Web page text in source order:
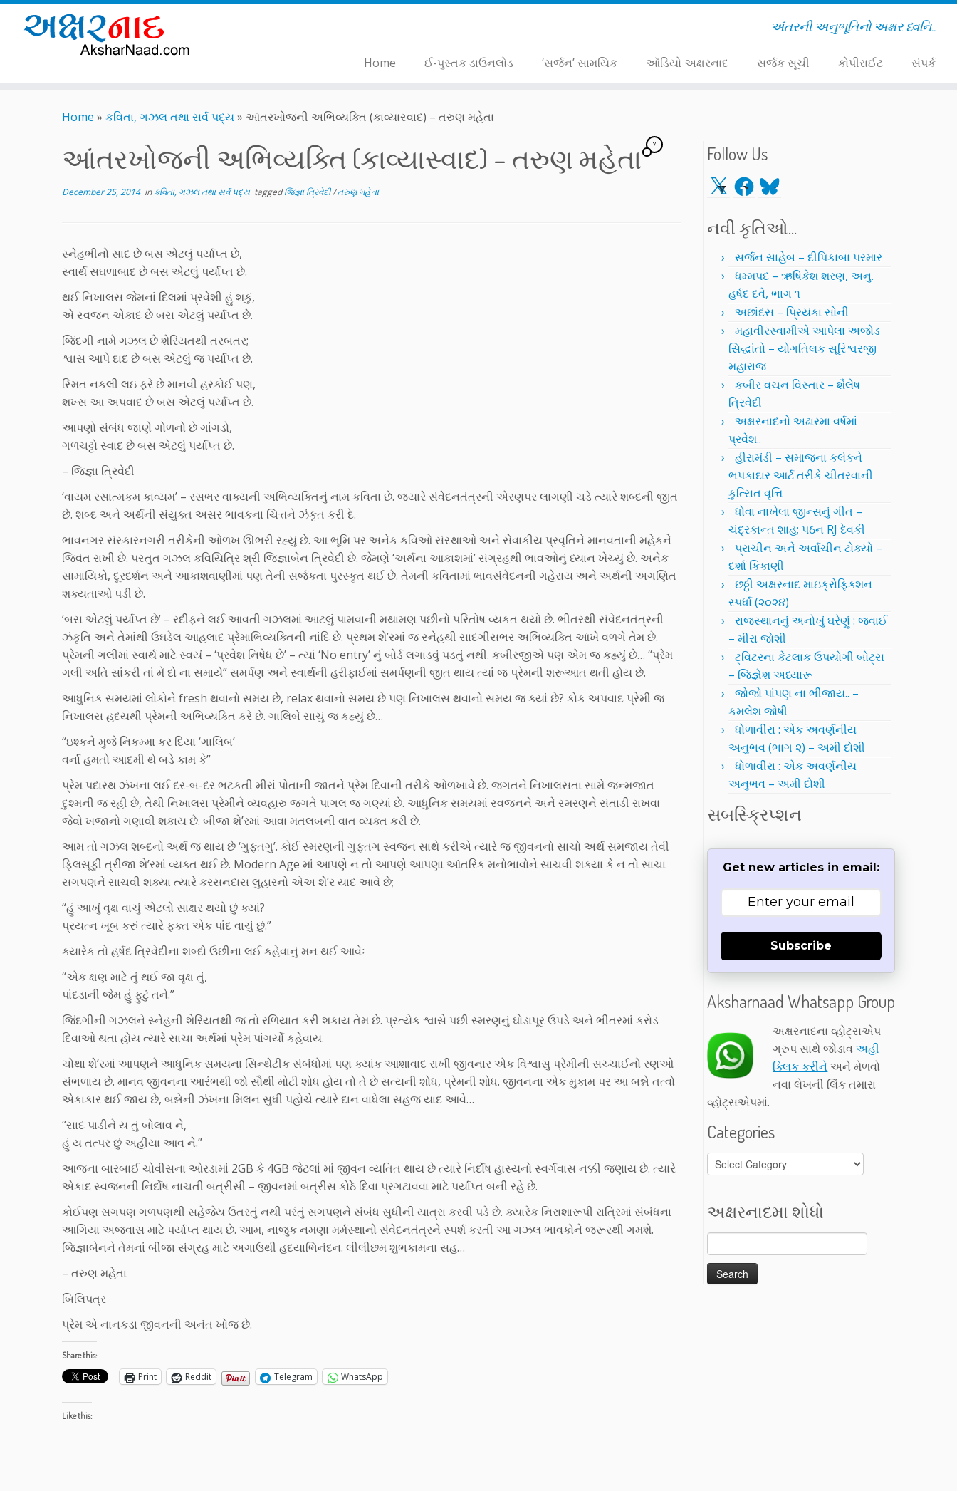
અંતરની અનુભૂતિનો અક્ષર ધ્વનિ..
Home ઈ-પુસ્તક ડાઉનલોડ ‘સર્જન’ સામયિક ઑડિયો અક્ષરનાદ સર્જક સૂચી કોપીરાઈટ સંપર્ક
Home » કવિતા, ગઝલ તથા સર્વ પદ્ય» આંતરખોજની અભિવ્યક્તિ (કાવ્યાસ્વાદ) – તરુણ મહેતા
આંતરખોજની અભિવ્યક્તિ (કાવ્યાસ્વાદ) – તરુણ મહેતા 7
December 25, 2014inકવિતા, ગઝલ તથા સર્વ પદ્ય taggedજિજ્ઞા ત્રિવેદી/તરુણ મહેતા
સ્નેહભીનો સાદ છે બસ એટલું પર્યાપ્ત છે,
સ્વાર્થ સઘળાબાદ છે બસ એટલું પર્યાપ્ત છે.
થઈ નિખાલસ જેમનાં દિલમાં પ્રવેશી હું શકું,
એ સ્વજન એકાદ છે બસ એટલું પર્યાપ્ત છે.
જિંદગી નામે ગઝલ છે શેરિયતથી તરબતર;
શ્વાસ આપે દાદ છે બસ એટલું જ પર્યાપ્ત છે.
સ્મિત નકલી લઇ ફરે છે માનવી હરકોઈ પણ,
શખ્સ આ અપવાદ છે બસ એટલું પર્યાપ્ત છે.
આપણો સંબંધ જાણે ગોળનો છે ગાંગડો,
ગળચટ્ટો સ્વાદ છે બસ એટલું પર્યાપ્ત છે.
– જિજ્ઞા ત્રિવેદી
‘વાયમ રસાત્મકમ કાવ્યમ’ – રસભર વાક્યની અભિવ્યક્તિનું નામ કવિતા છે. જ્યારે સંવેદનતંત્રની એરણપર લાગણી ચડે ત્યારે શબ્દની જીત
છે. શબ્દ અને અર્થની સંયુક્ત અસર ભાવકના ચિત્તને ઝંકૃત કરી દે.
ભાવનગર સંસ્કારનગરી તરીકેની ઓળખ ઊભરી રહ્યું છે. આ ભૂમિ પર અનેક કવિઓ સંસ્થાઓ અને સેવાકીય પ્રવૃતિને માનવતાની મહેકને
જિવંત રાખી છે. પસ્તુત ગઝલ કવિયિત્રિ શ્રી જિજ્ઞાબેન ત્રિવેદી છે. જેમણે ‘અર્થના આકાશમાં’ સંગ્રહથી ભાવઓનું ધ્યાન ખેચ્યું છે. અનેક
સામાયિકો, દૂરદર્શન અને આકાશવાણીમાં પણ તેની સર્જકતા પુરસ્કૃત થઈ છે. તેમની કવિતામાં ભાવસંવેદનની ગહેરાય અને અર્થની અગણિત
શક્યતાઓ પડી છે.
‘બસ એટલું પર્યાપ્ત છે’ – રદીફને લઈ આવતી ગઝલમાં આટલું પામવાની મથામણ પછીનો પરિતોષ વ્યકત થયો છે. ભીતરથી સંવેદનતંત્રની
ઝંકૃતિ અને તેમાંથી ઉઘડેલ આહલાદ પ્રેમાભિવ્યક્તિની નાંદિ છે. પ્રથમ શે’રમાં જ સ્નેહથી સાદગીસભર અભિવ્યક્તિ આંખે વળગે તેમ છે.
પ્રેમની ગલીમાં સ્વાર્થ માટે સ્વયં – ‘પ્રવેશ નિષેધ છે’ – ત્યાં ‘No entry’ નું બોર્ડ લગાડવું પડતું નથી. કબીરજીએ પણ એમ જ કહ્યું છે… “પ્રેમ
ગલી અતિ સાંકરી તાં મેં દો ના સમાયે” સમર્પણ અને સ્વાર્થની હરીફાઈમાં સમર્પણની જીત થાય ત્યાં જ પ્રેમની શરૂઆત થતી હોય છે.
આધુનિક સમયમાં લોકોને fresh થવાનો સમય છે, relax થવાનો સમય છે પણ નિખાલસ થવાનો સમય જ ક્યાં છે? કોક અપવાદ પ્રેમી જ
નિખાલસ હદયથી પ્રેમની અભિવ્યક્તિ કરે છે. ગાલિબે સાચું જ કહ્યું છે…
“ઇશ્કને મુજે નિકમ્મા કર દિયા ‘ગાલિબ’
વર્ના હમતો આદમી થે બડે કામ કે”
પ્રેમ પદારથ ઝંખના લઈ દર-બ-દર ભટકતી મીરાં પોતાની જાતને પ્રેમ દિવાની તરીકે ઓળખાવે છે. જગતને નિખાલસતા સામે જ્ન્મજાત
દુશ્મની જ રહી છે, તેથી નિખાલસ પ્રેમીને વ્યવહારુ જગતે પાગલ જ ગણ્યાં છે. આધુનિક સમયમાં સ્વજનને અને સ્મરણને સંતાડી રાખવા
જેવો ખજાનો ગણાવી શકાય છે. બીજા શે’રમાં આવા મતલબની વાત વ્યક્ત કરી છે.
આમ તો ગઝલ શબ્દનો અર્થ જ થાય છે ‘ગુફતગુ’. કોઈ સ્મરણની ગુફતગ સ્વજન સાથે કરીએ ત્યારે જ જીવનનો સાચો અર્થ સમજાય તેવી
ફિલસૂફી ત્રીજા શે’રમાં વ્યક્ત થઈ છે. Modern Age માં આપણે ન તો આપણે આપણા આંતરિક મનોભાવોને સાચવી શક્યા કે ન તો સાચા
સગપણને સાચવી શક્યા ત્યારે કરસનદાસ લુહારનો એઅ શે’ર યાદ આવે છે;
“હું આખું વૃક્ષ વાચું એટલો સાક્ષર થયો છું ક્યાં?
પ્રયત્ન ખૂબ કરું ત્યારે ફક્ત એક પાંદ વાચું છું.”
ક્યારેક તો હર્ષદ ત્રિવેદીના શબ્દો ઉછીના લઈ કહેવાનું મન થઈ આવેઃ
“એક ક્ષણ માટે તું થઈ જા વૃક્ષ તું,
પાંદડાની જેમ હું ફુટું તને.”
જિંદગીની ગઝલને સ્નેહની શેરિયતથી જ તો રળિયાત કરી શકાય તેમ છે. પ્રત્યેક શ્વાસે પછી સ્મરણનું ઘોડાપૂર ઉપડે અને ભીતરમાં કરોડ
દિવાઓ થતા હોય ત્યારે સાચા અર્થમાં પ્રેમ પાંગર્યો કહેવાય.
ચોથા શે’રમાં આપણને આધુનિક સમયના સિન્થેટીક સંબંધોમાં પણ ક્યાંક આશાવાદ રાખી જીવનાર એક વિશ્વાસુ પ્રેમીની સચ્ચાઈનો રણઓ
સંભળાય છે. માનવ જીવનના આરંભથી જો સૌથી મોટી શોધ હોય તો તે છે સત્યની શોધ, પ્રેમની શોધ. જીવનના એક મુકામ પર આ બન્ને તત્વો
એકાકાર થઈ જાય છે, બન્નેની ઝંખના મિલન સુધી પહોચે ત્યારે દાન વાધેલા સહજ યાદ આવે…
“સાદ પાડીને ય તું બોલાવ ને,
હું ય તત્પર છું અહીંયા આવ ને.”
આજના બારબાઈ ચોવીસના ઓરડામાં 2GB કે 4GB જેટલાં માં જીવન વ્યતિત થાય છે ત્યારે નિર્દોષ હાસ્યનો સ્વર્ગવાસ નક્કી જણાય છે. ત્યારે
એકાદ સ્વજનની નિર્દોષ નાચતી બત્રીસી – જીવનમાં બત્રીસ કોઠે દિવા પ્રગટાવવા માટે પર્યાપ્ત બની રહે છે.
કોઈપણ સગપણ ગળપણથી સહેજેય ઉતરતું નથી પરંતું સગપણને સંબંધ સુધીની યાત્રા કરવી પડે છે. ક્યારેક નિરાશારૂપી રાત્રિમાં સંબંધના
આગિયા અજવાસ માટે પર્યાપ્ત થાય છે. આમ, નાજુક નમણા મર્મસ્થાનો સંવેદનતંત્રને સ્પર્શ કરતી આ ગઝલ ભાવકોને જરૂરથી ગમશે.
જિજ્ઞાબેનને તેમનાં બીજા સંગ્રહ માટે અગાઉથી હદયાભિનંદન. લીલીછમ શુભકામના સહ…
– તરુણ મહેતા
બિલિપત્ર
પ્રેમ એ નાનકડા જીવનની અનંત ખોજ છે.
Share this:
Print Reddit Telegram WhatsApp
Like this:
Follow Us
X Facebook
Bluesky
નવી કૃતિઓ…
સર્જન સાહેબ – દીપિકાબા પરમાર
ધમ્મપદ – ઋષિકેશ શરણ, અનુ.
હર્ષદ દવે, ભાગ ૧
અછાંદસ – પ્રિયંકા સોની
મહાવીરસ્વામીએ આપેલા અજોડ
સિદ્ધાંતો – યોગતિલક સૂરિશ્વરજી
મહારાજ
કબીર વચન વિસ્તાર – શૈલેષ
ત્રિવેદી
અક્ષરનાદનો અઢારમા વર્ષમાં
પ્રવેશ..
હીરામંડી – સમાજના કલંકને
ભપકાદાર આર્ટ તરીકે ચીતરવાની
કુત્સિત વૃત્તિ
ધોવા નાખેલા જીન્સનું ગીત –
ચંદ્રકાન્ત શાહ; પઠન RJ દેવકી
પ્રાચીન અને અર્વાચીન ટોક્યો –
દર્શા કિકાણી
છઠ્ઠી અક્ષરનાદ માઇક્રોફિક્શન
સ્પર્ધા (૨૦૨૪)
રાજસ્થાનનું અનોખું ઘરેણું : જવાઈ
– મીરા જોશી
ટ્વિટરના કેટલાક ઉપયોગી બોટ્સ
– જિજ્ઞેશ અધ્યારૂ
જોજો પાંપણ ના ભીંજાય.. –
કમલેશ જોષી
ધોળાવીરા : એક અવર્ણનીય
અનુભવ (ભાગ ૨) – અમી દોશી
ધોળાવીરા : એક અવર્ણનીય
અનુભવ – અમી દોશી
સબસ્ક્રિપ્શન
Get new articles in email:
Subscribe
Aksharnaad Whatsapp Group
અક્ષરનાદના વ્હોટ્સએપ
ગ્રુપ સાથે જોડાવઅહીં
ક્લિક કરીને અને મેળવો
નવા લેખની લિંક તમારા
વ્હોટ્સએપમાં.
Categories
Categories
અક્ષરનાદમા શોધો